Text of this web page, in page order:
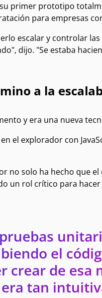
primer prototipo
para empresas
escalar y controlar
dijo. "Se estaba
a la
y era una nueva
el explorador con
no solo ha hecho que
un rol crítico para
el
crear de esa
tan